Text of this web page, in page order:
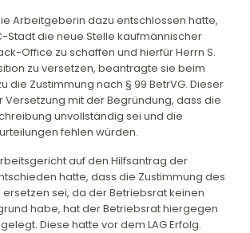
Arbeitgeberin dazu entschlossen hatte,
Stadt die neue Stelle kaufmännischer
Office zu schaffen und hierfür Herrn S.
zu versetzen, beantragte sie beim
die Zustimmung nach § 99 BetrVG. Dieser
mit der Begründung, dass die
unvollständig sei und die
fehlen würden.
auf den Hilfsantrag der
hatte, dass die Zustimmung des
sei, da der Betriebsrat keinen
habe, hat der Betriebsrat hiergegen
Diese hatte vor dem LAG Erfolg.